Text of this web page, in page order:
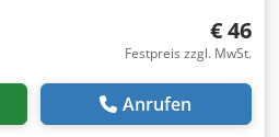
€ 46
Festpreis zzgl. MwSt.
Anrufen